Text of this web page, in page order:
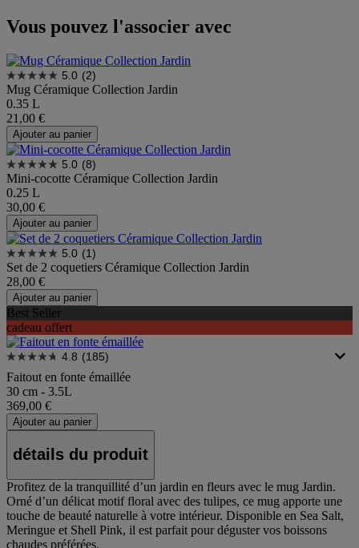
Vous pouvez l'associer avec
5.0 (2)
Mug Céramique Collection Jardin
0.35 L
21,00 €
Ajouter au panier
5.0 (8)
Mini-cocotte Céramique Collection Jardin
0.25 L
30,00 €
Ajouter au panier
5.0 (1)
Set de 2 coquetiers Céramique Collection Jardin
28,00 €
Ajouter au panier
Best Seller
cadeau offert
4.8 (185)
Faitout en fonte émaillée
30 cm - 3.5L
369,00 €
Ajouter au panier
détails du produit
Profitez de la tranquillité d’un jardin en fleurs avec le mug Jardin.
Orné d’un délicat motif floral avec des tulipes, ce mug apporte une
touche de beauté naturelle à votre intérieur. Disponible en Sea Salt,
Meringue et Shell Pink, il est parfait pour déguster vos boissons
chaudes préférées.